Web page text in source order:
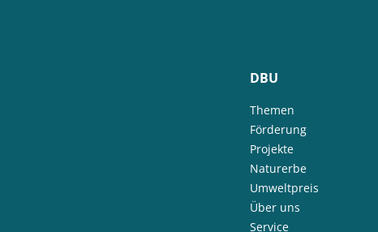
DBU
Themen
Förderung
Projekte
Naturerbe
Umweltpreis
Über uns
Service